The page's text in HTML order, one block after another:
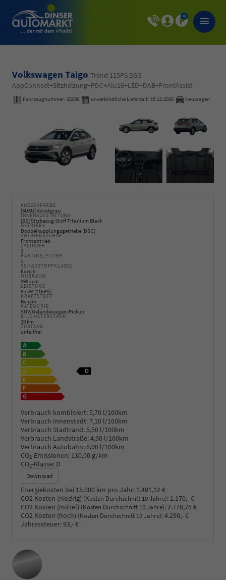
0
Volkswagen Taigo Trend 115PS DSG
AppConnect+Sitzheizung+PDC+Alu16+LED+DAB+FrontAssist
Fahrzeugnummer: 32086 unverbindliche Lieferzeit: 15.12.2026 Neuwagen
AUSSENFARBE
[6U6U] Ascotgrau
INNENAUSSTATTUNG
[BS] Sitzbezug Stoff Titanium Black
GETRIEBE
Doppelkupplungsgetriebe (DSG)
ANTRIEBSACHSE
Frontantrieb
ZYLINDER
3
PARTIKELFILTER
1
SCHADSTOFFKLASSE
Euro 6
HUBRAUM
999 ccm
LEISTUNG
85 kW (116 PS)
KRAFTSTOFF
Benzin
KATEGORIE
SUV/Geländewagen/Pickup
KILOMETERSTAND
20 km
ZUSTAND
unfallfrei
Verbrauch kombiniert:5,70 l/100km
Verbrauch Innenstadt:7,10 l/100km
Verbrauch Stadtrand:5,50 l/100km
Verbrauch Landstraße:4,90 l/100km
Verbrauch Autobahn: 6,00 l/100km
CO2-Emissionen: 130,00 g/km
CO2-Klasse: D
Download
Energiekosten bei 15.000 km pro Jahr: 1.491,12 €
CO2 Kosten (niedrig) (Kosten Durchschnitt 10 Jahre): 1.170,- €
CO2 Kosten (mittel) (Kosten Durchschnitt 10 Jahre): 2.778,75 €
CO2 Kosten (hoch) (Kosten Durchschnitt 10 Jahre):4.290,- €
Jahressteuer:93,- €